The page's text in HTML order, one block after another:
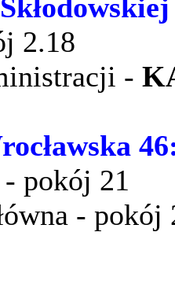
2.18
-
pokój 21
-